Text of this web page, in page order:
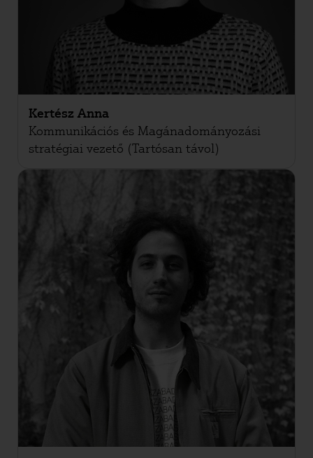
Kertész Anna
Kommunikációs és Magánadományozási
stratégiai vezető (Tartósan távol)